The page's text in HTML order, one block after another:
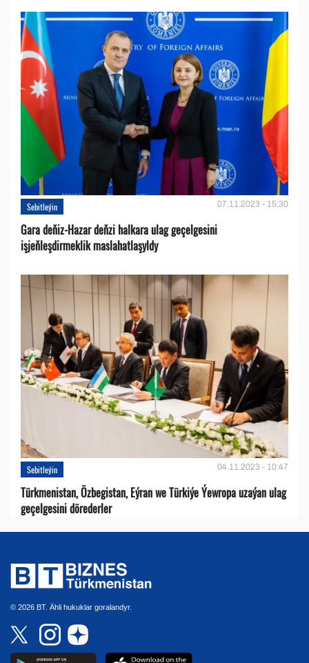
Sebitleýin 07.11.2023 - 15:30
Gara deňiz-Hazar deňzi halkara ulag geçelgesini
işjeňleşdirmeklik maslahatlaşyldy
Sebitleýin 04.11.2023 - 10:47
Türkmenistan, Özbegistan, Eýran we Türkiýe Ýewropa uzaýan ulag
geçelgesini dörederler
© 2026 BT. Ähli hukuklar goralandyr.